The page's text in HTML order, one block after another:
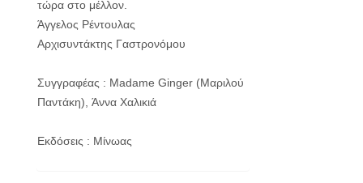
τώρα στο μέλλον.
Άγγελος Ρέντουλας
Αρχισυντάκτης Γαστρονόμου
Συγγραφέας : Madame Ginger (Μαριλού
Παντάκη), Άννα Χαλικιά
Εκδόσεις : Μίνωας